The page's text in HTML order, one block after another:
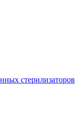
стерилизаторов